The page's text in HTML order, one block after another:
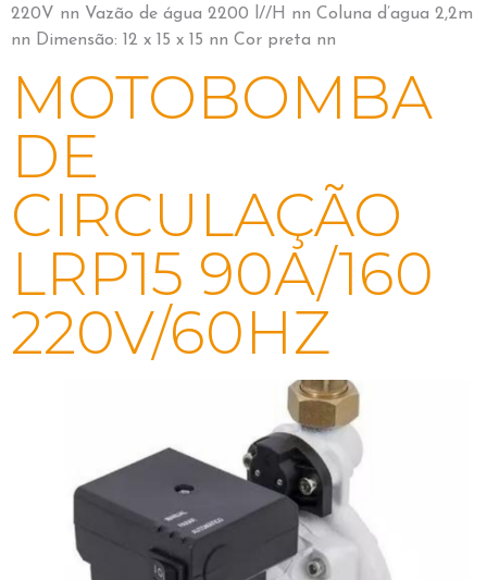
220V nn Vazão de água 2200 l//H nn Coluna d’agua 2,2m
nn Dimensão: 12 x 15 x 15 nn Cor preta nn
MOTOBOMBA
DE
CIRCULAÇÃO
LRP15 90A/160
220V/60HZ